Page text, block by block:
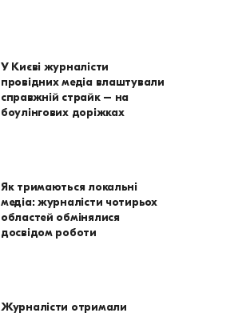
У Києві журналісти
провідних медіа влаштували
справжній страйк – на
боулінгових доріжках
Як тримаються локальні
медіа: журналісти чотирьох
областей обмінялися
досвідом роботи
Журналісти отримали